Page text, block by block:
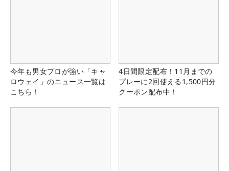
今年も男女プロが強い「キャ
ロウェイ」のニュース一覧は
こちら！
4日間限定配布！11月までの
プレーに2回使える1,500円分
クーポン配布中！